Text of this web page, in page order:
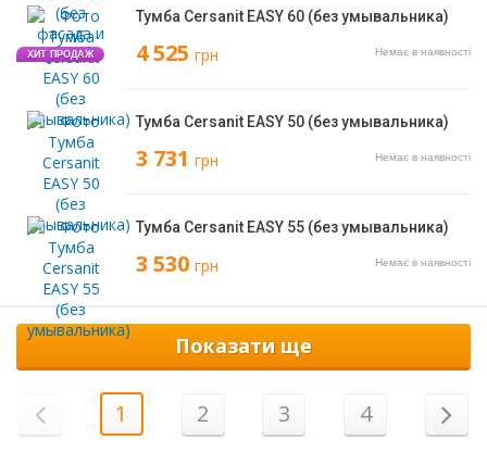
Тумба Cersanit EASY 60 (без умывальника)
4 525 грн Немає в наявності
ХИТ ПРОДАЖ
Тумба Cersanit EASY 50 (без умывальника)
3 731 грн Немає в наявності
Тумба Cersanit EASY 55 (без умывальника)
3 530 грн Немає в наявності
Показати ще
1 2 3 4